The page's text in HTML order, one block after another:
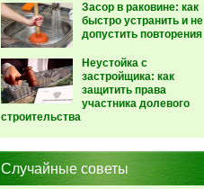
Засор в раковине: как
быстро устранить и не
допустить повторения
Неустойка с
застройщика: как
защитить права
участника долевого
строительства
Случайные советы